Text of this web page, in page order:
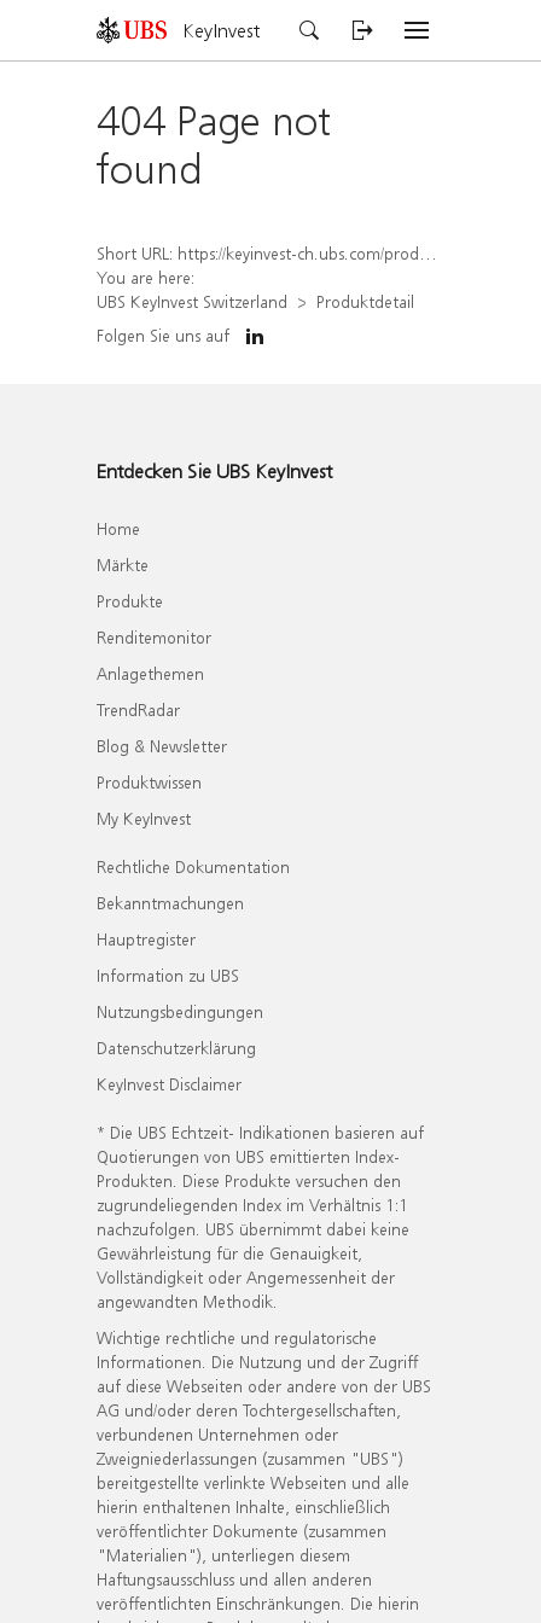
KeyInvest
404 Page not
found
Short URL: https://keyinvest-ch.ubs.com/produkt/detail/index/isin/CH1562160429
You are here:
UBS KeyInvest Switzerland
Produktdetail
Folgen Sie uns auf
Entdecken Sie UBS KeyInvest
Home
Märkte
Produkte
Renditemonitor
Anlagethemen
TrendRadar
Blog & Newsletter
Produktwissen
My KeyInvest
Rechtliche Dokumentation
Bekanntmachungen
Hauptregister
Information zu UBS
Nutzungsbedingungen
Datenschutzerklärung
KeyInvest Disclaimer
* Die UBS Echtzeit- Indikationen basieren auf
Quotierungen von UBS emittierten Index-
Produkten. Diese Produkte versuchen den
zugrundeliegenden Index im Verhältnis 1:1
nachzufolgen. UBS übernimmt dabei keine
Gewährleistung für die Genauigkeit,
Vollständigkeit oder Angemessenheit der
angewandten Methodik.
Wichtige rechtliche und regulatorische
Informationen. Die Nutzung und der Zugriff
auf diese Webseiten oder andere von der UBS
AG und/oder deren Tochtergesellschaften,
verbundenen Unternehmen oder
Zweigniederlassungen (zusammen "UBS")
bereitgestellte verlinkte Webseiten und alle
hierin enthaltenen Inhalte, einschließlich
veröffentlichter Dokumente (zusammen
"Materialien"), unterliegen diesem
Haftungsausschluss und allen anderen
veröffentlichten Einschränkungen. Die hierin